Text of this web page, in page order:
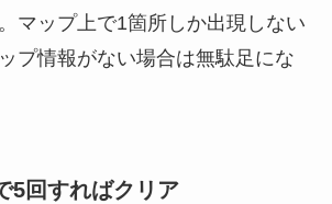
マップ上で1箇所しか出現しない
プ情報がない場合は無駄足にな
5回すればクリア